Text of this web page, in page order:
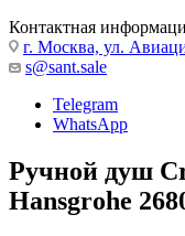
Контактная
г. Москва, ул.
s@sant.sale
Telegram
WhatsApp
Ручной душ
Hansgrohe